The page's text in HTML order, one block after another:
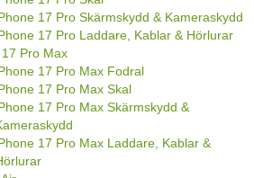
17 Pro Skärmskydd & Kameraskydd
17 Pro Laddare, Kablar & Hörlurar
Pro Max
17 Pro Max Fodral
17 Pro Max Skal
17 Pro Max Skärmskydd &
17 Pro Max Laddare, Kablar &